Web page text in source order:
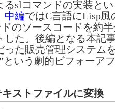
るslコマンドの実装と
中編ではC言語にLisp
のソースコードを約
した。後編となる本記
った販売管理システム
という劇的ビフォーア
ストファイルに変換